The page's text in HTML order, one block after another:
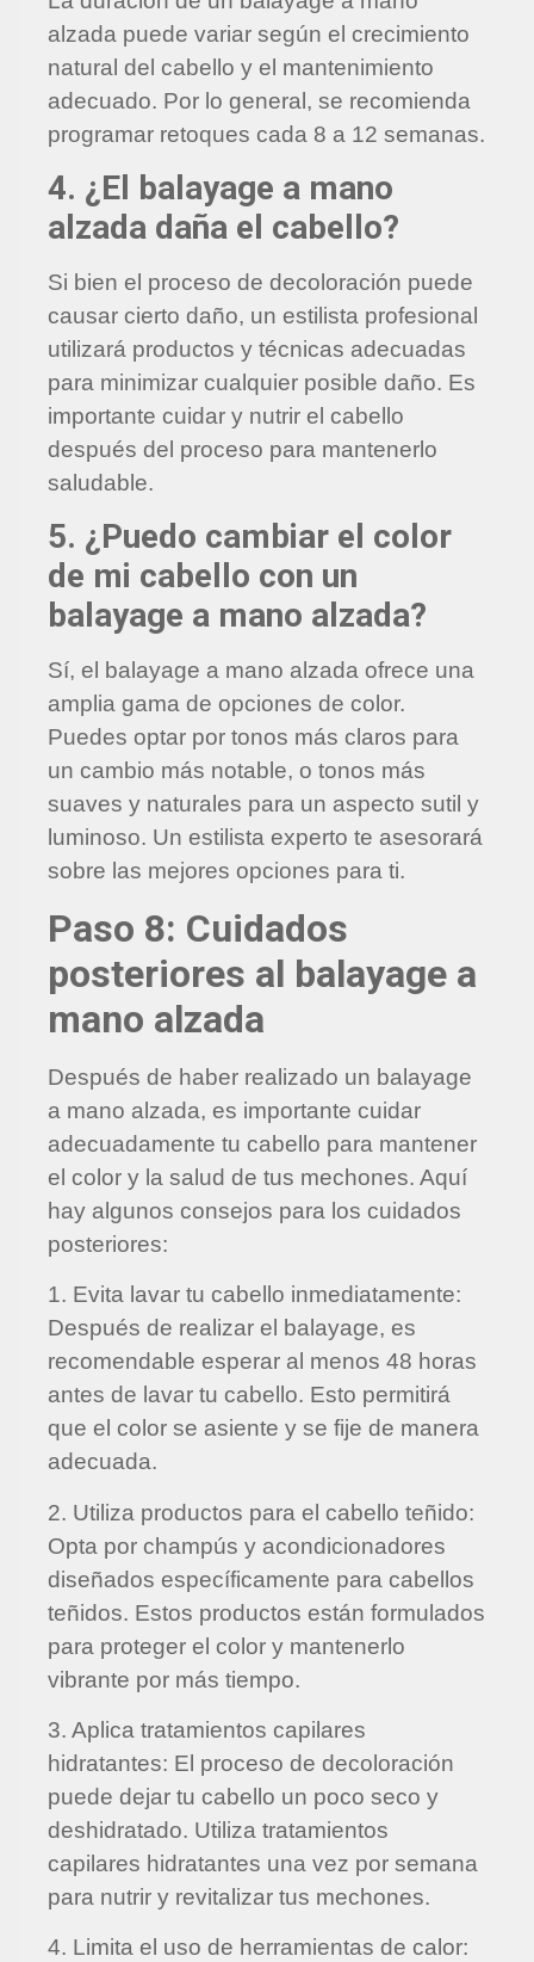
alzada puede variar según el crecimiento
natural del cabello y el mantenimiento
adecuado. Por lo general, se recomienda
programar retoques cada 8 a 12 semanas.
4. ¿El balayage a mano
alzada daña el cabello?
Si bien el proceso de decoloración puede
causar cierto daño, un estilista profesional
utilizará productos y técnicas adecuadas
para minimizar cualquier posible daño. Es
importante cuidar y nutrir el cabello
después del proceso para mantenerlo
saludable.
5. ¿Puedo cambiar el color
de mi cabello con un
balayage a mano alzada?
Sí, el balayage a mano alzada ofrece una
amplia gama de opciones de color.
Puedes optar por tonos más claros para
un cambio más notable, o tonos más
suaves y naturales para un aspecto sutil y
luminoso. Un estilista experto te asesorará
sobre las mejores opciones para ti.
Paso 8: Cuidados
posteriores al balayage a
mano alzada
Después de haber realizado un balayage
a mano alzada, es importante cuidar
adecuadamente tu cabello para mantener
el color y la salud de tus mechones. Aquí
hay algunos consejos para los cuidados
posteriores:
1. Evita lavar tu cabello inmediatamente:
Después de realizar el balayage, es
recomendable esperar al menos 48 horas
antes de lavar tu cabello. Esto permitirá
que el color se asiente y se fije de manera
adecuada.
2. Utiliza productos para el cabello teñido:
Opta por champús y acondicionadores
diseñados específicamente para cabellos
teñidos. Estos productos están formulados
para proteger el color y mantenerlo
vibrante por más tiempo.
3. Aplica tratamientos capilares
hidratantes: El proceso de decoloración
puede dejar tu cabello un poco seco y
deshidratado. Utiliza tratamientos
capilares hidratantes una vez por semana
para nutrir y revitalizar tus mechones.
4. Limita el uso de herramientas de calor: